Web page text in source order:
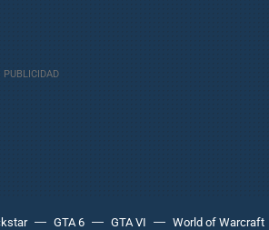
GTA 6 GTA VI World of Warcraft